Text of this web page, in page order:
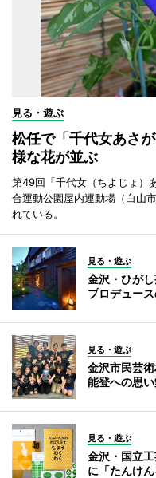
見る・遊ぶ
松任で「千代女あさ
様な花が並ぶ
第49回「千代女（ちよじょ）
合運動公園屋内運動場（白山
れている。
見る・遊ぶ
金沢・ひが
プロデュー
見る・遊ぶ
金沢市民芸
能登への思
見る・遊ぶ
金沢・国立
に「たんけ